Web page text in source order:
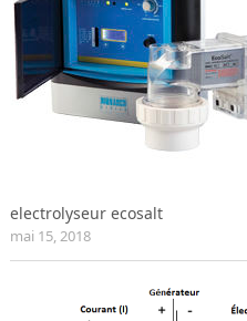
electrolyseur ecosalt
mai 15, 2018